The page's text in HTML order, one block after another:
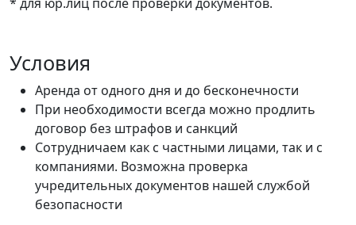
Условия
Аренда от одного дня и до бесконечности
При необходимости всегда можно продлить
договор без штрафов и санкций
Сотрудничаем как с частными лицами, так и с
компаниями. Возможна проверка
учредительных документов нашей службой
безопасности